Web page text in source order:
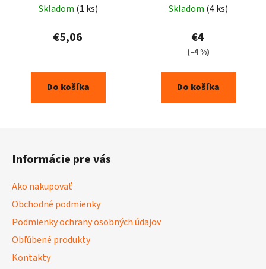
Skladom (1 ks)
€5,06
Do košíka
Skladom (4 ks)
€4
(–4 %)
Do košíka
Informácie pre vás
Ako nakupovať
Obchodné podmienky
Podmienky ochrany osobných údajov
Obľúbené produkty
Kontakty